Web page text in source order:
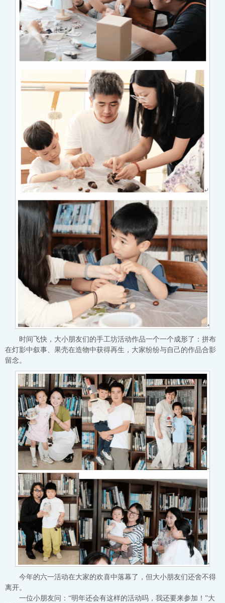
时间飞快，大小朋友们的手工坊活动作品一个一个成形了：拼布
在灯影中叙事、果壳在造物中获得再生，大家纷纷与自己的作品合影
留念。
今年的六一活动在大家的欢喜中落幕了，但大小朋友们还舍不得
离开。
一位小朋友问：“明年还会有这样的活动吗，我还要来参加！”大